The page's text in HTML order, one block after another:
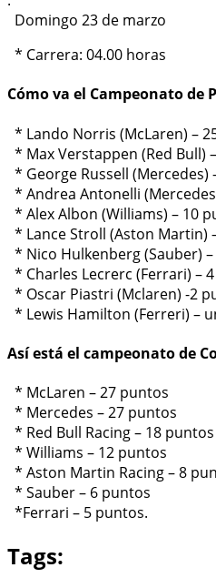
Domingo 23 de marzo
* Carrera: 04.00 horas
Cómo va el Campeonato de
* Lando Norris (McLaren) –
* Max Verstappen (Red Bull)
* George Russell (Mercedes)
* Andrea Antonelli
* Alex Albon (Williams) – 10
* Lance Stroll (Aston Martin)
* Nico Hulkenberg (Sauber)
* Charles Lecrerc (Ferrari) –
* Oscar Piastri (Mclaren) -2
* Lewis Hamilton (Ferreri) –
Así está el campeonato de
* McLaren – 27 puntos
* Mercedes – 27 puntos
* Red Bull Racing – 18 puntos
* Williams – 12 puntos
* Aston Martin Racing – 8
* Sauber – 6 puntos
*Ferrari – 5 puntos.
Tags: